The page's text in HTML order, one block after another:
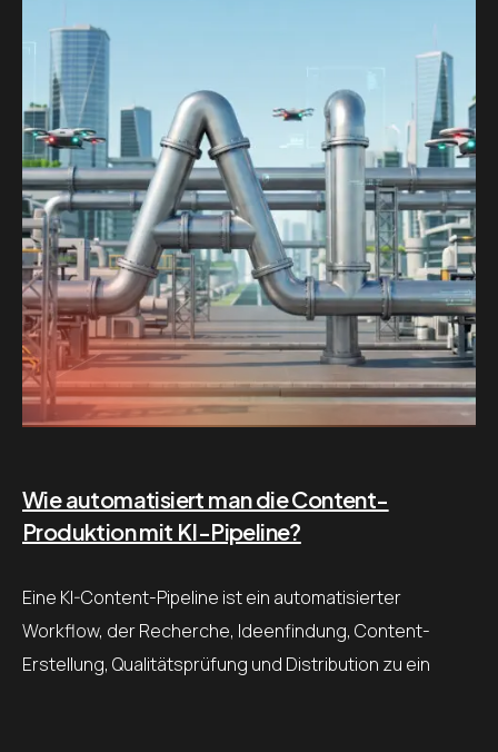
Wie automatisiert man die Content-
Produktion mit KI-Pipeline?
Eine KI-Content-Pipeline ist ein automatisierter
Workflow, der Recherche, Ideenfindung, Content-
Erstellung, Qualitätsprüfung und Distribution zu ein